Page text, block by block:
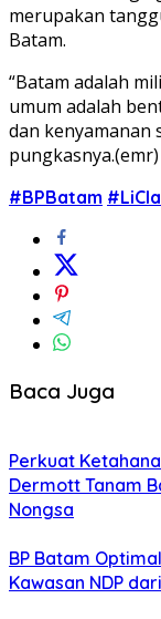
merupakan
Batam.
“Batam adalah
umum adalah
dan kenyamanan
pungkasnya.(emr)
#BPBatam
Baca Juga
Perkuat
Dermott Tanam
Nongsa
BP Batam
Kawasan NDP